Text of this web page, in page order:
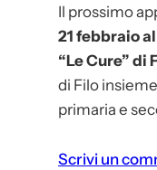
Il prossimo
21 febbraio
“Le Cure” di
di Filo
primaria e
Scrivi un